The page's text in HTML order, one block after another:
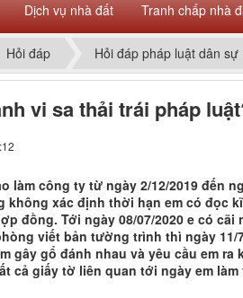
Dịch vụ nhà đất Tranh chấp nhà
Hỏi đáp Hỏi đáp pháp luật dân sự
vi sa thải trái pháp
làm công ty từ ngày 2/12/2019 đến
không xác định thời hạn em có đọc
đồng. Tới ngày 08/07/2020 e có
viết bản tường trình thì ngày
gây gổ đánh nhau và yêu cầu em
cả giấy tờ liên quan tới ngày em